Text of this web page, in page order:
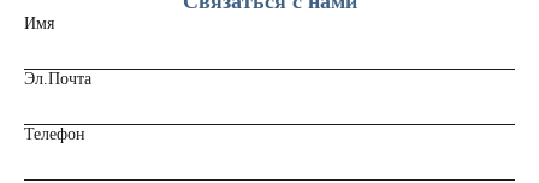
Имя
Эл.Почта
Телефон